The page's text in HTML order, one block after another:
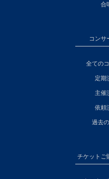
合
コンサ
全ての
定期
主催
依頼
過去
チケットご